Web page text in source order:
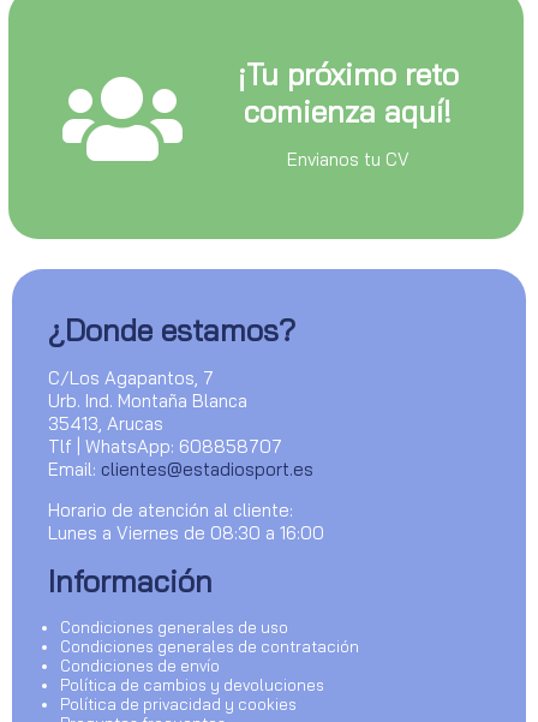
¡Tu próximo reto
comienza aquí!
Envianos tu CV
¿Donde estamos?
C/Los Agapantos, 7
Urb. Ind. Montaña Blanca
35413, Arucas
Tlf | WhatsApp: 608858707
Email: clientes@estadiosport.es
Horario de atención al cliente:
Lunes a Viernes de 08:30 a 16:00
Información
Condiciones generales de uso
Condiciones generales de contratación
Condiciones de envío
Política de cambios y devoluciones
Política de privacidad y cookies